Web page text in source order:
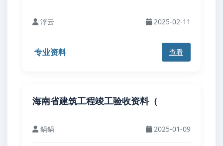
浮云 2025-02-11
专业资料 查看
海南省建筑工程竣工验收资料（
鍋鍋 2025-01-09